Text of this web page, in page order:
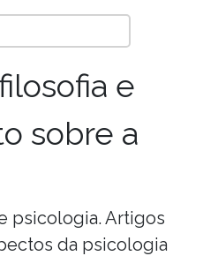
e
sobre a
psicologia. Artigos
da psicologia